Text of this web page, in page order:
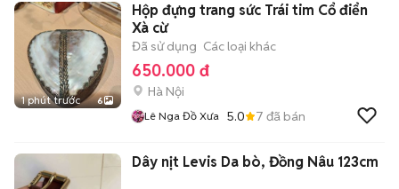
1 phút trước 6
Hộp đựng trang sức Trái tim Cổ điển
Xà cừ
Đã sử dụng Các loại khác
650.000 đ
Hà Nội
Lê Nga Đồ Xưa 5.0 7 đã bán
Dây nịt Levis Da bò, Đồng Nâu 123cm